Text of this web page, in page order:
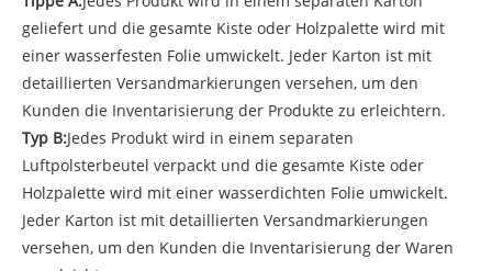
geliefert und die gesamte Kiste oder Holzpalette wird mit
einer wasserfesten Folie umwickelt. Jeder Karton ist mit
detaillierten Versandmarkierungen versehen, um den
Kunden die Inventarisierung der Produkte zu erleichtern.
Typ B:Jedes Produkt wird in einem separaten
Luftpolsterbeutel verpackt und die gesamte Kiste oder
Holzpalette wird mit einer wasserdichten Folie umwickelt.
Jeder Karton ist mit detaillierten Versandmarkierungen
versehen, um den Kunden die Inventarisierung der Waren